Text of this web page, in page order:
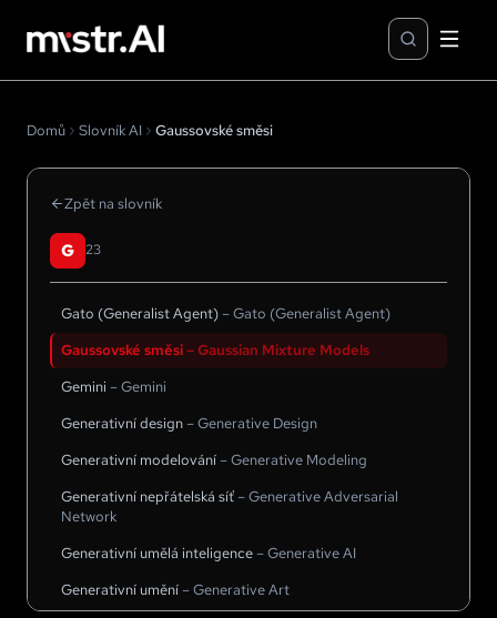
Domů Slovník AI Gaussovské směsi
Zpět na slovník
G 23
Gato (Generalist Agent)–Gato (Generalist Agent)
Gaussovské směsi–Gaussian Mixture Models
Gemini –Gemini
Generativní design–Generative Design
Generativní modelování–Generative Modeling
Generativní nepřátelská síť–Generative Adversarial
Network
Generativní umělá inteligence–Generative AI
Generativní umění–Generative Art